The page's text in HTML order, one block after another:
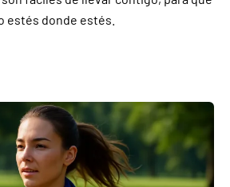
estés donde estés.